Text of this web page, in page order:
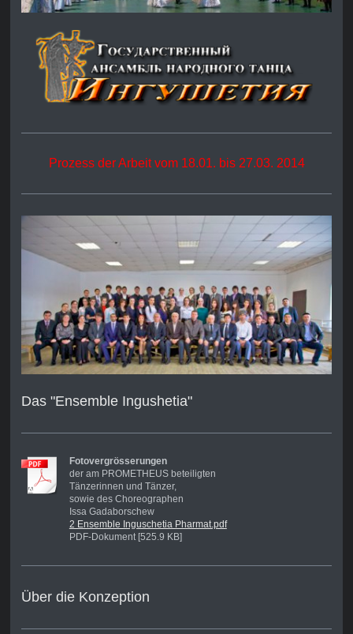
Prozess der Arbeit vom 18.01. bis 27.03. 2014
Das "Ensemble Ingushetia"
Fotovergrösserungen
der am PROMETHEUS beteiligten
Tänzerinnen und Tänzer,
sowie des Choreographen
Issa Gadaborschew
2 Ensemble Inguschetia Pharmat.pdf
PDF-Dokument [525.9 KB]
Über die Konzeption